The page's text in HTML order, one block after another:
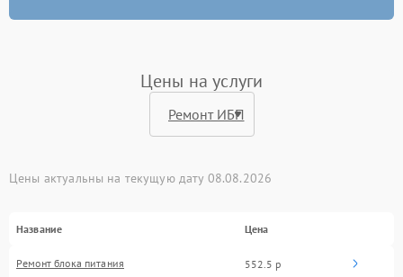
Цены на услуги
Цены актуальны на текущую дату 08.08.2026
Название Цена
Ремонт блока питания 552.5 р